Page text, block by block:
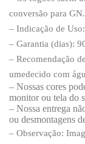
conversão para GN.
– Indicação de
– Garantia (dias):
– Recomendação
umedecido com
– Nossas cores
monitor ou tela do
– Nossa entrega
ou desmontagens
– Observação: